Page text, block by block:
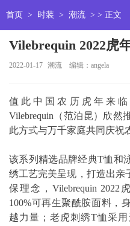
首页 > 时装 > 潮流 > > 正文
Vilebrequin 2022虎
2022-01-17 潮流 编辑：angela
值此中国农历虎年来
Vilebrequin（范泊昆）欣然
此方式与万千家庭共同庆祝
该系列精选品牌经典T恤和
绣工艺完美呈现，打造出亲
保理念，Vilebrequin
100%可再生聚酰胺面料，
越力量；老虎刺绣T恤采